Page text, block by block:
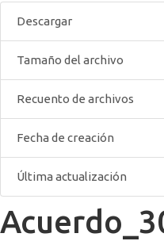
Descargar
Tamaño del archivo
Recuento de archivos
Fecha de creación
Última actualización